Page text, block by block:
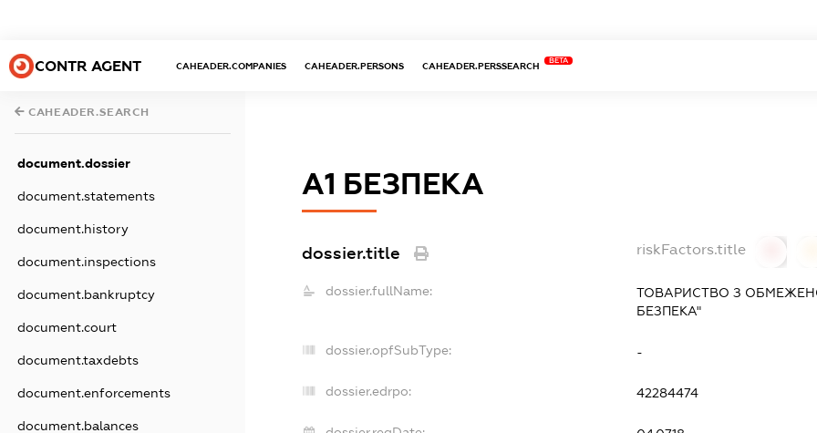
CONTR AGENT CAHEADER.COMPANIES CAHEADER.PERSONS CAHEADER.PERSSEARCH
BETA
CAHEADER.SEARCH
document.dossier
document.statements
document.history
document.inspections
document.bankruptcy
document.court
document.taxdebts
document.enforcements
document.balances
А1 БЕЗПЕКА
dossier.title riskFactors.title
dossier.fullName:
ТОВАРИСТВО З
БЕЗПЕКА"
dossier.opfSubType: -
dossier.edrpo: 42284474